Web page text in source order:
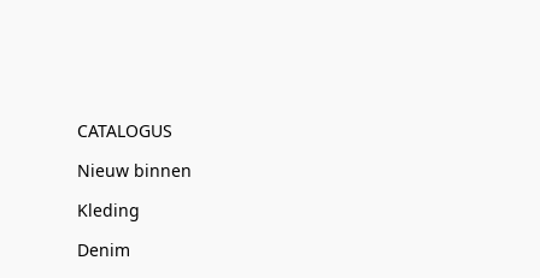
CATALOGUS
Nieuw binnen
Kleding
Denim